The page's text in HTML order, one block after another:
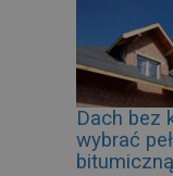
Dach bez
wybrać